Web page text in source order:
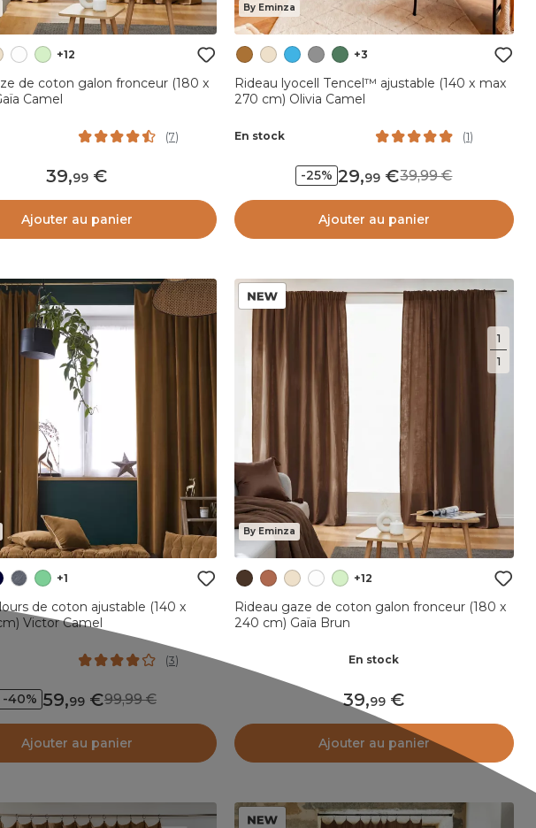
1
1
+12
de coton galon fronceur (180 x
Camel
(7)
39,99
Ajouter au panier
By Eminza
+3
Rideau lyocell Tencel™ ajustable (140 x max
270 cm) Olivia Camel
En stock (1)
-25% 29,99 39,99
Ajouter au panier
+1
de coton ajustable (140 x
Victor Camel
(3)
-40% 59,99 99,99
Ajouter au panier
By Eminza
+12
Rideau gaze de coton galon fronceur (180 x
240 cm) Gaïa Brun
En stock
39,99
Ajouter au panier